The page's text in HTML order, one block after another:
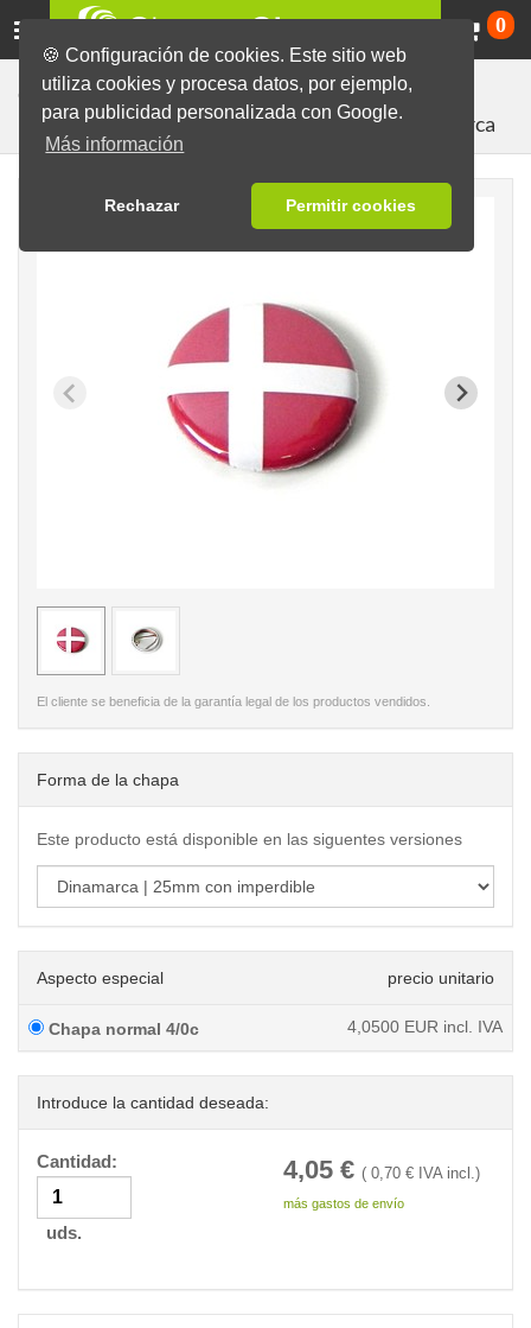
🍪 Configuración de cookies. Este sitio web
utiliza cookies y procesa datos, por ejemplo,
para publicidad personalizada con Google.
Más información
Rechazar Permitir cookies
0
Chapas listas con diseños diversos Banderas
Dinamarca
< /picture>
El cliente se beneficia de la garantía legal de los productos vendidos.
Forma de la chapa
Este producto está disponible en las siguentes versiones
Aspecto especial precio unitario
Chapa normal 4/0c 4,0500 EUR incl. IVA
Introduce la cantidad deseada:
Cantidad:
uds.
4,05 € ( 0,70 € IVA incl.)
más gastos de envío